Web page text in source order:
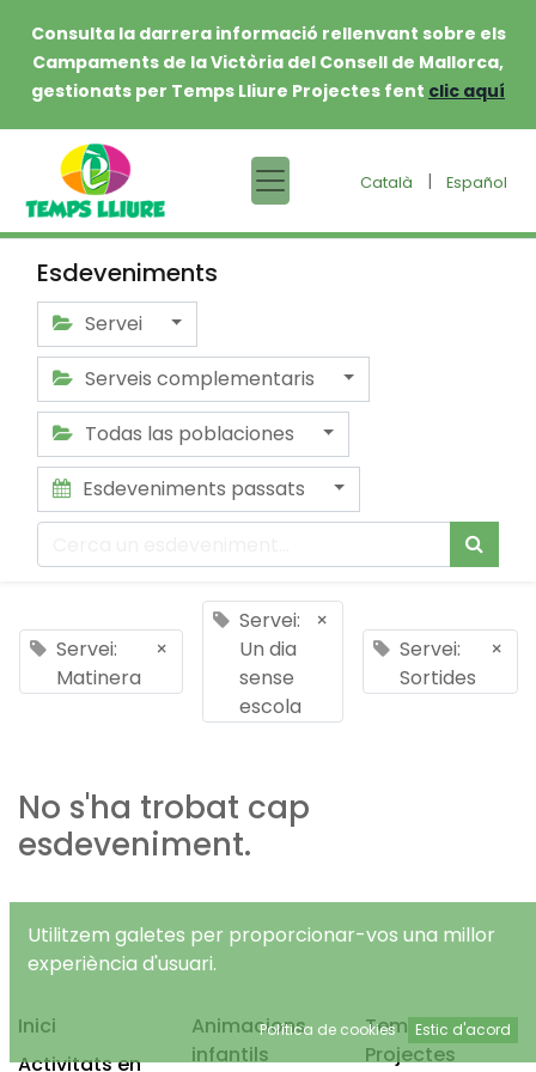
Consulta la darrera informació rellenvant sobre els
Campaments de la Victòria del Consell de Mallorca,
gestionats per Temps Lliure Projectes fent clic aquí
Català | Español
Esdeveniments
Servei
Serveis complementaris
Todas las poblaciones
Esdeveniments passats
Servei:
Matinera
×
Servei:
Un dia
sense
escola
×
Servei:
Sortides
×
No s'ha trobat cap
esdeveniment.
Inici
Activitats en
Animacions
infantils
Temps Lliure
Projectes
Utilitzem galetes per proporcionar-vos una millor
experiència d'usuari.
Política de cookies Estic d'acord